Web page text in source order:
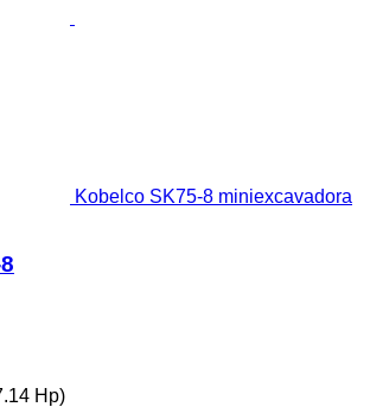
Kobelco SK75-8 miniexcavadora
Hp)